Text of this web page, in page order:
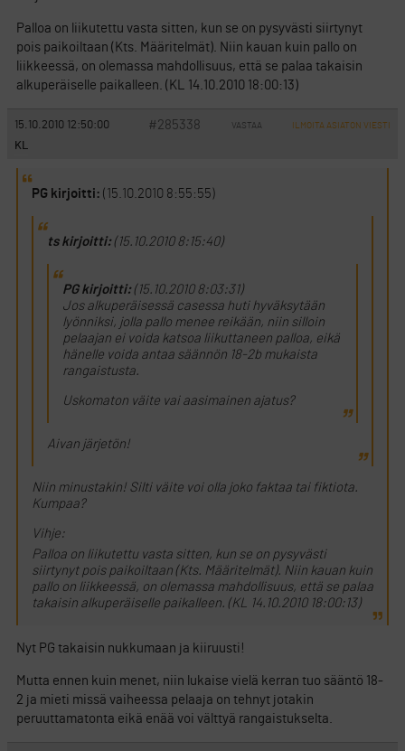
Palloa on liikutettu vasta sitten, kun se on pysyvästi siirtynyt
pois paikoiltaan (Kts. Määritelmät). Niin kauan kuin pallo on
liikkeessä, on olemassa mahdollisuus, että se palaa takaisin
alkuperäiselle paikalleen. (KL 14.10.2010 18:00:13)
15.10.2010 12:50:00 #285338 VASTAA ILMOITA ASIATON VIESTI
KL
PG kirjoitti: (15.10.2010 8:55:55)
ts kirjoitti:(15.10.2010 8:15:40)
PG kirjoitti:(15.10.2010 8:03:31)
Jos alkuperäisessä casessa huti hyväksytään
lyönniksi, jolla pallo menee reikään, niin silloin
pelaajan ei voida katsoa liikuttaneen palloa, eikä
hänelle voida antaa säännön 18-2b mukaista
rangaistusta.
Uskomaton väite vai aasimainen ajatus?
Aivan järjetön!
Niin minustakin! Silti väite voi olla joko faktaa tai fiktiota.
Kumpaa?
Vihje:
Palloa on liikutettu vasta sitten, kun se on pysyvästi
siirtynyt pois paikoiltaan (Kts. Määritelmät). Niin kauan kuin
pallo on liikkeessä, on olemassa mahdollisuus, että se palaa
takaisin alkuperäiselle paikalleen. (KL 14.10.2010 18:00:13)
Nyt PG takaisin nukkumaan ja kiiruusti!
Mutta ennen kuin menet, niin lukaise vielä kerran tuo sääntö 18-
2 ja mieti missä vaiheessa pelaaja on tehnyt jotakin
peruuttamatonta eikä enää voi välttyä rangaistukselta.